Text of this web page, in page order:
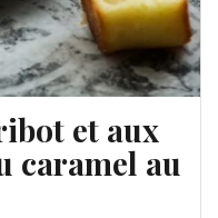
et aux
caramel au